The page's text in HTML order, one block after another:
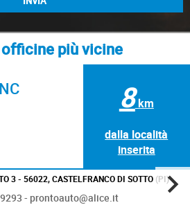
più vicine
8km
dalla località
inserita
3 - 56022, CASTELFRANCO DI SOTTO (PI)
- prontoauto@alice.it